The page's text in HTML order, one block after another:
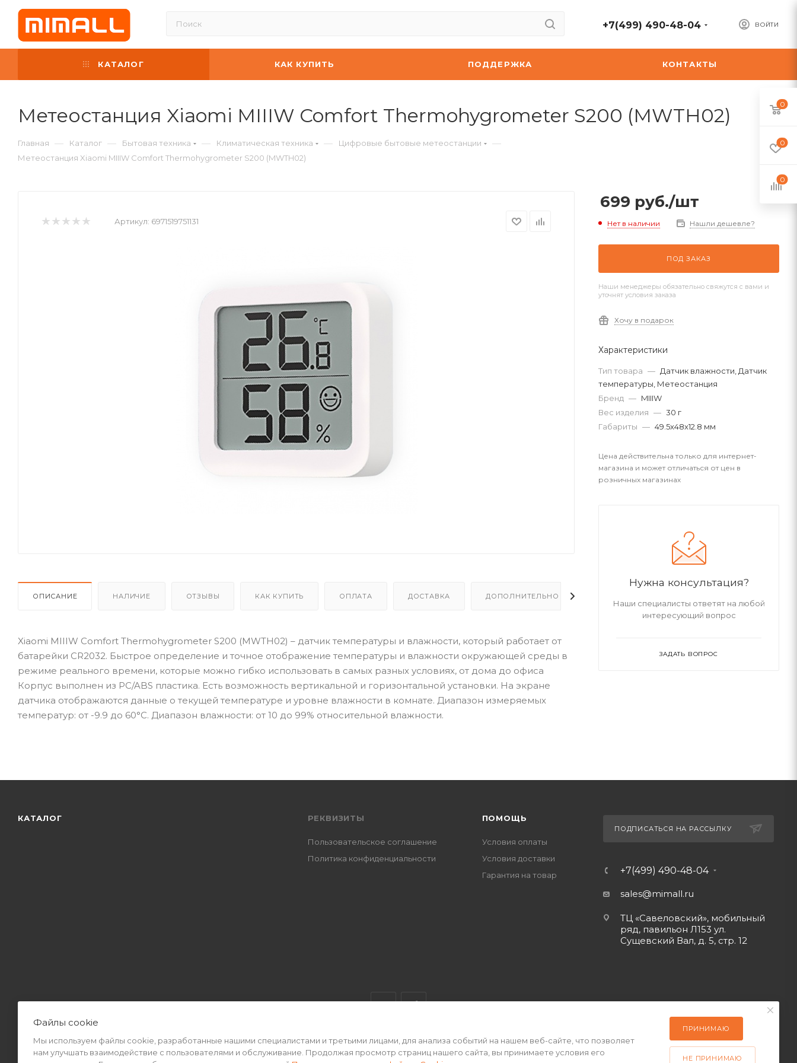
ВОЙТИ
+7(499) 490-48-04
КАТАЛОГ КАК КУПИТЬ ПОДДЕРЖКА КОНТАКТЫ
Метеостанция Xiaomi MIIIW Comfort Thermohygrometer S200 (MWTH02)
Главная — Каталог — Бытовая техника — Климатическая техника — Цифровые бытовые метеостанции —
Метеостанция Xiaomi MIIIW Comfort Thermohygrometer S200 (MWTH02)
Артикул: 6971519751131
ОПИСАНИЕ НАЛИЧИЕ ОТЗЫВЫ КАК КУПИТЬ ОПЛАТА ДОСТАВКА ДОПОЛНИТЕЛЬНО
Xiaomi MIIIW Comfort Thermohygrometer S200 (MWTH02) – датчик температуры и влажности, который работает от
батарейки CR2032. Быстрое определение и точное отображение температуры и влажности окружающей среды в
режиме реального времени, которые можно гибко использовать в самых разных условиях, от дома до офиса
Корпус выполнен из PC/ABS пластика. Есть возможность вертикальной и горизонтальной установки. На экране
датчика отображаются данные о текущей температуре и уровне влажности в комнате. Диапазон измеряемых
температур: от -9.9 до 60°C. Диапазон влажности: от 10 до 99% относительной влажности.
699 руб./шт
Нет в наличии Нашли дешевле?
ПОД ЗАКАЗ
Наши менеджеры обязательно свяжутся с вами и
уточнят условия заказа
Хочу в подарок
Характеристики
Тип товара — Датчик влажности, Датчик
температуры, Метеостанция
Бренд — MIIIW
Вес изделия — 30 г
Габариты — 49.5x48x12.8 мм
Цена действительна только для интернет-
магазина и может отличаться от цен в
розничных магазинах
Нужна консультация?
Наши специалисты ответят на любой
интересующий вопрос
ЗАДАТЬ ВОПРОС
КАТАЛОГ РЕКВИЗИТЫ
Пользовательское соглашение
Политика конфиденциальности
ПОМОЩЬ
Условия оплаты
Условия доставки
Гарантия на товар
ПОДПИСАТЬСЯ НА РАССЫЛКУ
+7(499) 490-48-04
sales@mimall.ru
ТЦ «Савеловский», мобильный
ряд, павильон Л153 ул.
Сущевский Вал, д. 5, стр. 12
2026 © Интернет-магазин MiMall® • Не является публичной офертой • 2026 г.
0
0
0
Файлы cookie
Мы используем файлы cookie, разработанные нашими специалистами и третьими лицами, для анализа событий на нашем веб-сайте, что позволяет
нам улучшать взаимодействие с пользователями и обслуживание. Продолжая просмотр страниц нашего сайта, вы принимаете условия его
ПРИНИМАЮ
НЕ ПРИНИМАЮ